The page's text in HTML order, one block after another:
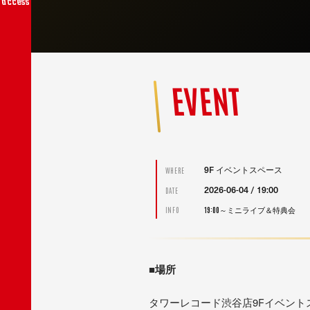
EVENT
WHERE 9F イベントスペース
DATE 2026-06-04 / 19:00
INFO 19:00～ミニライブ＆特典会
■場所
タワーレコード渋谷店9Fイベント